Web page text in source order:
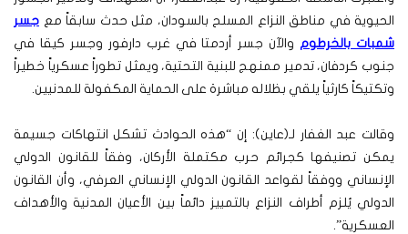
الحيوية في مناطق النزاع المسلح بالسودان، مثل حدث سابقاً مع جسر
شمبات بالخرطوم والآن جسر أردمتا في غرب دارفور وجسر كيقا في
جنوب كردفان، تدمير ممنهج للبنية التحتية، ويمثل تطوراً عسكرياً خطيراً
وتكتيكاً كارثياً يلقي بظلاله مباشرة على الحماية المكفولة للمدنيين.
وقالت عبد الغفار لـ(عاين): إن “هذه الحوادث تشكل انتهاكات جسيمة
يمكن تصنيفها كجرائم حرب مكتملة الأركان، وفقاً للقانون الدولي
الإنساني ووفقاً لقواعد القانون الدولي الإنساني العرفي، وأن القانون
الدولي يُلزم أطراف النزاع بالتمييز دائماً بين الأعيان المدنية والأهداف
العسكرية”.